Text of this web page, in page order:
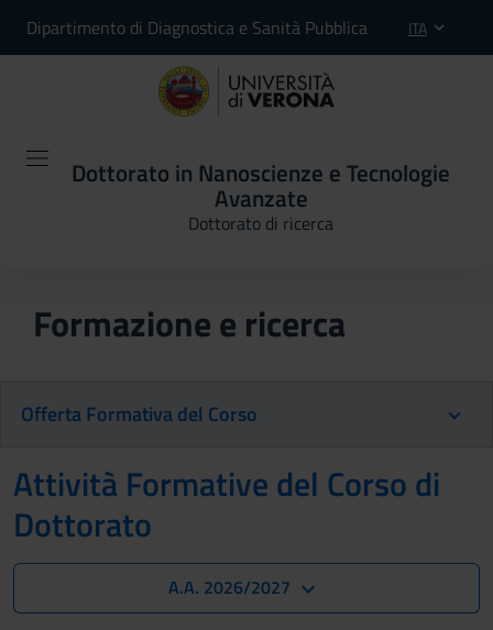
Dipartimento di Diagnostica e Sanità Pubblica ITA
Dottorato in Nanoscienze e Tecnologie
Avanzate
Dottorato di ricerca
Formazione e ricerca
Offerta Formativa del Corso
Attività Formative del Corso di
Dottorato
A.A. 2026/2027